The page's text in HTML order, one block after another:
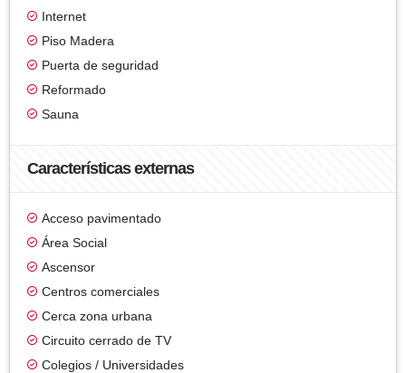
Internet
Piso Madera
Puerta de seguridad
Reformado
Sauna
Características externas
Acceso pavimentado
Área Social
Ascensor
Centros comerciales
Cerca zona urbana
Circuito cerrado de TV
Colegios / Universidades